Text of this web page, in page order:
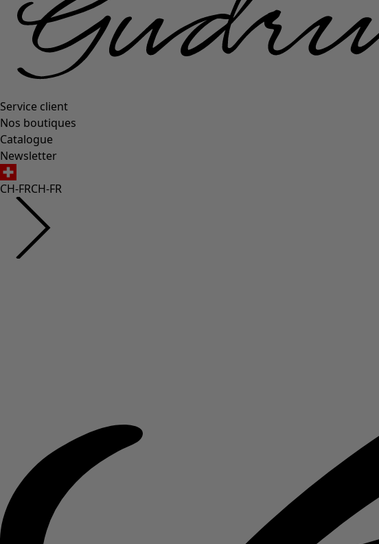
Service client
Nos boutiques
Catalogue
Newsletter
CH-FRCH-FR